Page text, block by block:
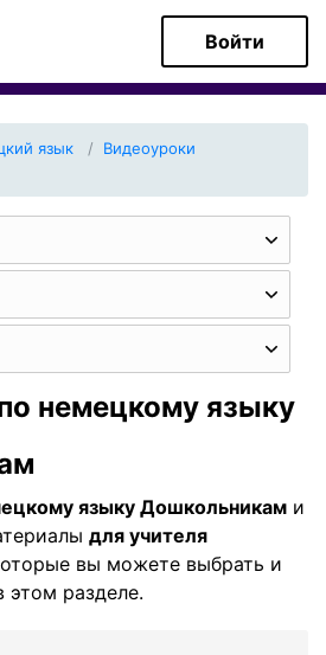
Войти
язык
Видеоуроки
немецкому языку
языку Дошкольникам и
для учителя
вы можете выбрать и
этом разделе.